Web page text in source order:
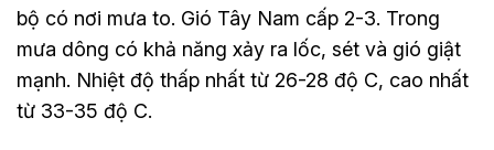
bộ có nơi mưa to. Gió Tây Nam cấp 2-3. Trong
mưa dông có khả năng xảy ra lốc, sét và gió giật
mạnh. Nhiệt độ thấp nhất từ 26-28 độ C, cao nhất
từ 33-35 độ C.